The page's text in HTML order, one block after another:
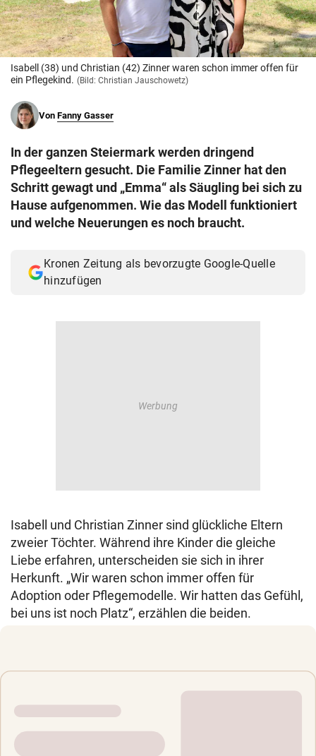
© Krone Multimedia GmbH & Co KG 2026
Muthgasse 2, 1190 Wien
Isabell (38) und Christian (42) Zinner waren schon immer offen für
ein Pflegekind. (Bild: Christian Jauschowetz)
Von Fanny Gasser
In der ganzen Steiermark werden dringend
Pflegeeltern gesucht. Die Familie Zinner hat den
Schritt gewagt und „Emma“ als Säugling bei sich zu
Hause aufgenommen. Wie das Modell funktioniert
und welche Neuerungen es noch braucht.
Kronen Zeitung als bevorzugte Google-Quelle
hinzufügen
Isabell und Christian Zinner sind glückliche Eltern
zweier Töchter. Während ihre Kinder die gleiche
Liebe erfahren, unterscheiden sie sich in ihrer
Herkunft. „Wir waren schon immer offen für
Adoption oder Pflegemodelle. Wir hatten das Gefühl,
bei uns ist noch Platz“, erzählen die beiden.